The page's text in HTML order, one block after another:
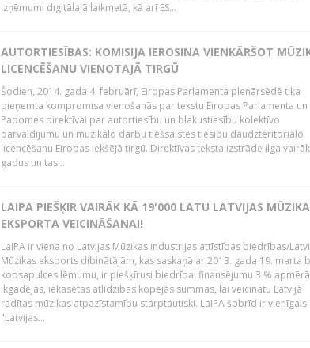
izņēmumi digitālajā laikmetā, kā arī ES...
AUTORTIESĪBAS: KOMISIJA IEROSINA VIENKĀRŠOT
LICENCĒŠANU VIENOTAJĀ TIRGŪ
Šodien, 2014. gada 4. februārī, Eiropas Parlamenta plenārsēdē tika
pieņemta kompromisa vienošanās par tekstu Eiropas Parlamenta un
Padomes direktīvai par autortiesību un blakustiesību kolektīvo
pārvaldījumu un muzikālo darbu tiešsaistes tiesību daudzteritoriālo
licencēšanu Eiropas iekšējā tirgū. Direktīvas teksta izstrāde ilga
gadus un tas...
LAIPA PIEŠĶIR VAIRĀK KĀ 19'000 LATU LATVIJAS
EKSPORTA VEICINĀŠANAI!
LaIPA ir viena no Latvijas Mūzikas industrijas attīstības biedrības/
Mūzikas eksports dibinātājām, kas saskaņā ar 2013. gada 19. marta
kopsapulces lēmumu, ir piešķīrusi biedrībai finansējumu 3 %
ikgadējās, iekasētās atlīdzības kopējās summas, lai veicinātu Latvijā
radītas mūzikas atpazīstamību starptautiski. LaIPA šobrīd ir vienīgais
"Latvijas...